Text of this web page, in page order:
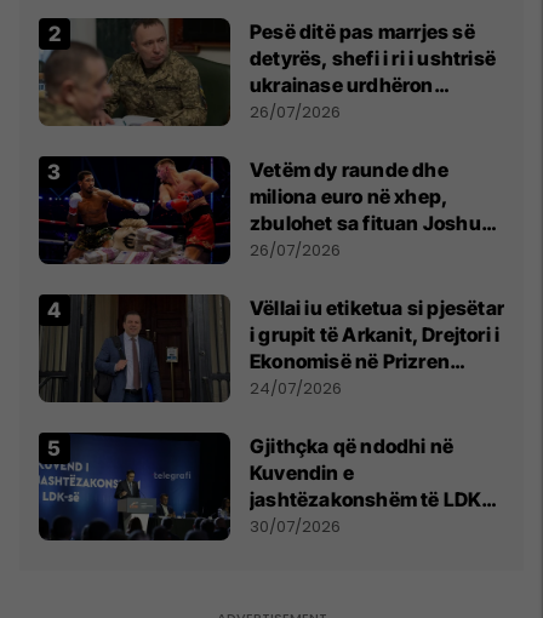
Pesë ditë pas marrjes së
detyrës, shefi i ri i ushtrisë
ukrainase urdhëron
kontroll të madh
26/07/2026
Vetëm dy raunde dhe
miliona euro në xhep,
zbulohet sa fituan Joshua
e Prenga
26/07/2026
Vëllai iu etiketua si pjesëtar
i grupit të Arkanit, Drejtori i
Ekonomisë në Prizren
mohon pretendimet
24/07/2026
Gjithçka që ndodhi në
Kuvendin e
jashtëzakonshëm të LDK-
së
30/07/2026